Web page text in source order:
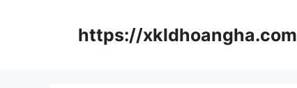
https://xkldhoangha.com